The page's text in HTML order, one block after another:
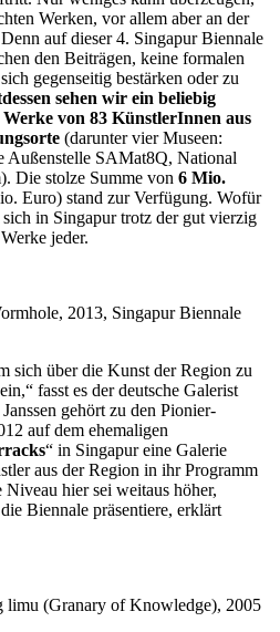
Werken, vor allem aber an der
auf dieser 4. Singapur Biennale
den Beiträgen, keine formalen
gegenseitig bestärken oder zu
sehen wir ein beliebig
von 83 KünstlerInnen aus
(darunter vier Museen:
Außenstelle SAMat8Q, National
Die stolze Summe von 6 Mio.
Euro) stand zur Verfügung. Wofür
in Singapur trotz der gut vierzig
jeder.
2013, Singapur Biennale
sich über die Kunst der Region zu
fasst es der deutsche Galerist
gehört zu den Pionier-
auf dem ehemaligen
“ in Singapur eine Galerie
aus der Region in ihr Programm
hier sei weitaus höher,
Biennale präsentiere, erklärt
limu (Granary of Knowledge), 2005